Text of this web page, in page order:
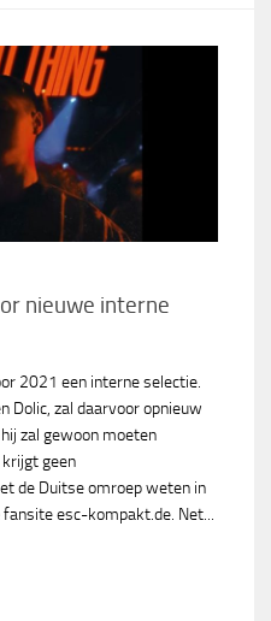
nieuwe interne
2021 een interne selectie.
Dolic, zal daarvoor opnieuw
zal gewoon moeten
geen
de Duitse omroep weten in
esc-kompakt.de. Net...